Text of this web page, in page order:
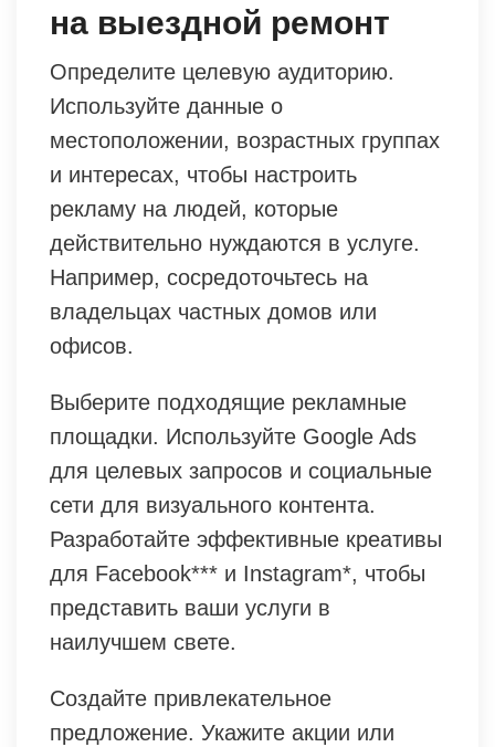
на выездной ремонт
Определите целевую аудиторию.
Используйте данные о
местоположении, возрастных группах
и интересах, чтобы настроить
рекламу на людей, которые
действительно нуждаются в услуге.
Например, сосредоточьтесь на
владельцах частных домов или
офисов.
Выберите подходящие рекламные
площадки. Используйте Google Ads
для целевых запросов и социальные
сети для визуального контента.
Разработайте эффективные креативы
для Facebook*** и Instagram*, чтобы
представить ваши услуги в
наилучшем свете.
Создайте привлекательное
предложение. Укажите акции или